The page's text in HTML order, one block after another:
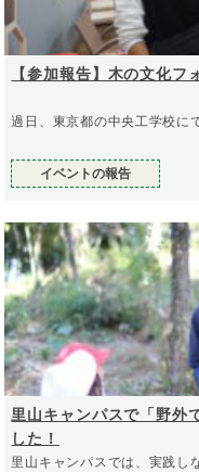
【参加報告】木の文化フ
過日、東京都の中央工学校に
イベントの報告
里山キャンパスで「野外
した！
里山キャンパスでは、実践し